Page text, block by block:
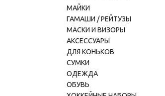
МАЙКИ
ГАМАШИ / РЕЙТУЗЫ
МАСКИ И ВИЗОРЫ
АКСЕССУАРЫ
ДЛЯ КОНЬКОВ
СУМКИ
ОДЕЖДА
ОБУВЬ